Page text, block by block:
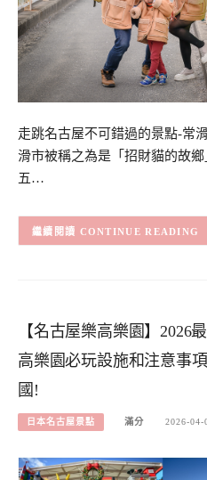
走跳名古屋不可錯過的景點-常
滑市被稱之為是「招財貓的故
五…
CONTINUE READING
【名古屋樂高樂園】2026
高樂園必玩設施和注意事
國!
日本名古屋景點 滿分 2026-04-